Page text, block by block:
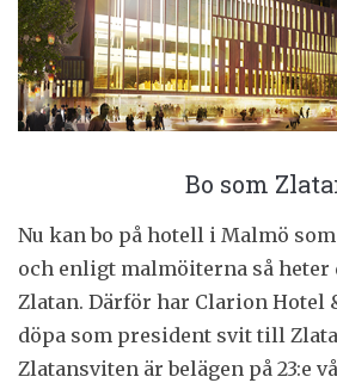
Bo som
Nu kan bo på hotell i Malmö
och enligt malmöiterna så heter
Zlatan. Därför har Clarion Hotel
döpa som president svit till
Zlatansviten är belägen på 23:e